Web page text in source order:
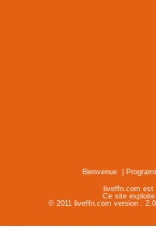
Bienvenue
liveffn.com est
Ce site
© 2011 liveffn.com version :